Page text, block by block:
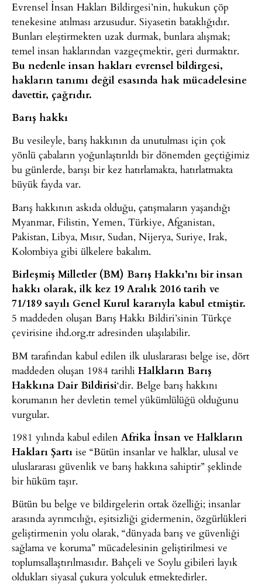
Evrensel İnsan Hakları Bildirgesi’nin, hukukun çöp
tenekesine atılması arzusudur. Siyasetin bataklığıdır.
Bunları eleştirmekten uzak durmak, bunlara alışmak;
temel insan haklarından vazgeçmektir, geri durmaktır.
Bu nedenle insan hakları evrensel bildirgesi,
hakların tanımı değil esasında hak mücadelesine
davettir, çağrıdır.
Barış hakkı
Bu vesileyle, barış hakkının da unutulması için çok
yönlü çabaların yoğunlaştırıldı bir dönemden geçtiğimiz
bu günlerde, barışı bir kez hatırlamakta, hatırlatmakta
büyük fayda var.
Barış hakkının askıda olduğu, çatışmaların yaşandığı
Myanmar, Filistin, Yemen, Türkiye, Afganistan,
Pakistan, Libya, Mısır, Sudan, Nijerya, Suriye, Irak,
Kolombiya gibi ülkelere bakalım.
Birleşmiş Milletler (BM) Barış Hakkı’nı bir insan
hakkı olarak, ilk kez 19 Aralık 2016 tarih ve
71/189 sayılı Genel Kurul kararıyla kabul etmiştir.
5 maddeden oluşan Barış Hakkı Bildiri’sinin Türkçe
çevirisine ihd.org.tr adresinden ulaşılabilir.
BM tarafından kabul edilen ilk uluslararası belge ise, dört
maddeden oluşan 1984 tarihli Halkların Barış
Hakkına Dair Bildirisi‘dir. Belge barış hakkını
korumanın her devletin temel yükümlülüğü olduğunu
vurgular.
1981 yılında kabul edilen Afrika İnsan ve Halkların
Hakları Şartı ise “Bütün insanlar ve halklar, ulusal ve
uluslararası güvenlik ve barış hakkına sahiptir” şeklinde
bir hüküm taşır.
Bütün bu belge ve bildirgelerin ortak özelliği; insanlar
arasında ayrımcılığı, eşitsizliği gidermenin, özgürlükleri
geliştirmenin yolu olarak, “dünyada barış ve güvenliği
sağlama ve koruma” mücadelesinin geliştirilmesi ve
toplumsallaştırılmasıdır. Bahçeli ve Soylu gibileri layık
oldukları siyasal çukura yolculuk etmektedirler.